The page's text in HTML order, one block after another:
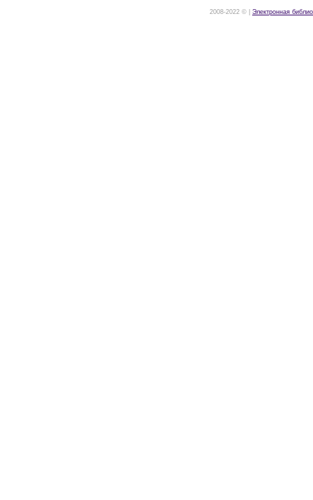
2008-2022 © | Электронная